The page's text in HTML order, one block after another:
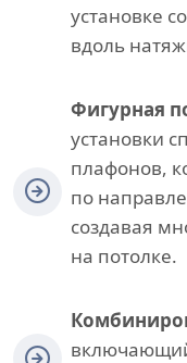
установке
вдоль
Фигурная
установки
плафонов,
по
создавая
на потолке.